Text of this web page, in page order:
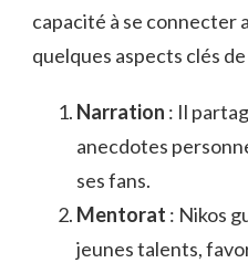
capacité à se connecter
quelques aspects clés
Narration : Il
anecdotes
ses fans.
Mentorat : Nikos
jeunes talents,